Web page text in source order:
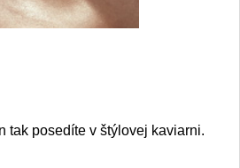
tak posedíte v štýlovej kaviarni.